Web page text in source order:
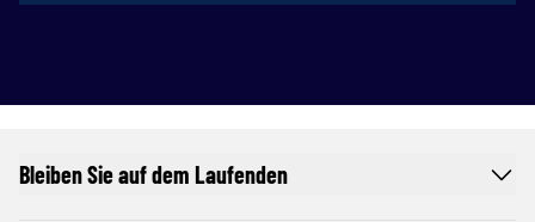
Bleiben Sie auf dem Laufenden